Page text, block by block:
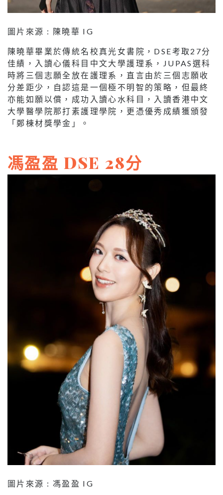
圖片來源 : 陳曉華 IG
陳曉華畢業於傳統名校真光女書院，DSE考取27分
佳績，入讀心儀科目中文大學護理系，JUPAS選科
時將三個志願全放在護理系，直言由於三個志願收
分差距少，自認這是一個極不明智的策略，但最終
亦能如願以償，成功入讀心水科目，入讀香港中文
大學醫學院那打素護理學院，更憑優秀成績獲頒發
「鄭棟材獎學金」。
馮盈盈 DSE 28分
圖片來源 : 馮盈盈 IG